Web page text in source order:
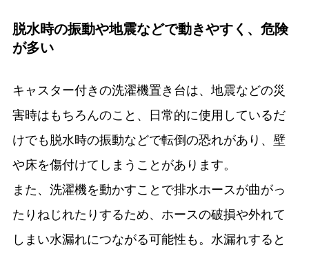
脱水時の振動や地震などで動きやすく、危険
が多い
キャスター付きの洗濯機置き台は、地震などの災
害時はもちろんのこと、日常的に使用しているだ
けでも脱水時の振動などで転倒の恐れがあり、壁
や床を傷付けてしまうことがあります。
また、洗濯機を動かすことで排水ホースが曲がっ
たりねじれたりするため、ホースの破損や外れて
しまい水漏れにつながる可能性も。水漏れすると